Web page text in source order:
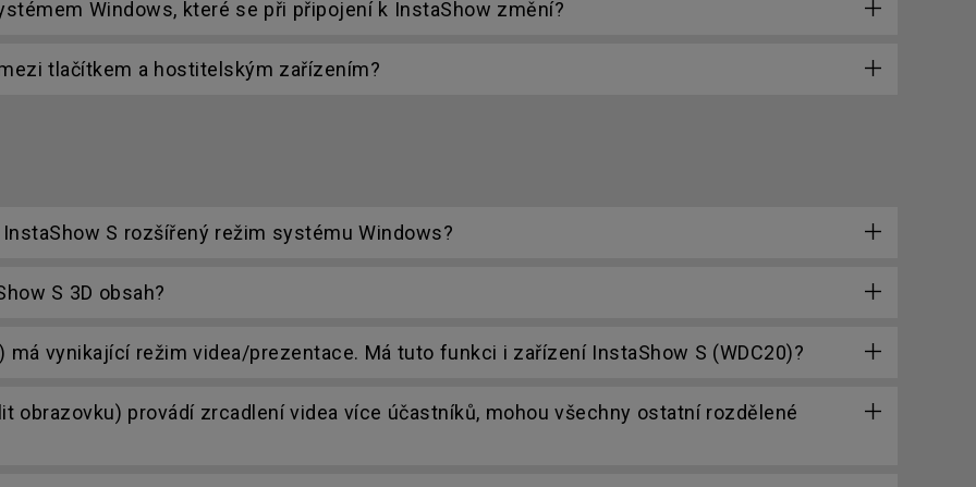
Windows, které se při připojení k InstaShow změní?
tlačítkem a hostitelským zařízením?
S rozšířený režim systému Windows?
S 3D obsah?
má vynikající režim videa/prezentace. Má tuto funkci i zařízení InstaShow S (WDC20)?
obrazovku) provádí zrcadlení videa více účastníků, mohou všechny ostatní rozdělené